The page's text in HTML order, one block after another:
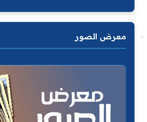
معرض الصور